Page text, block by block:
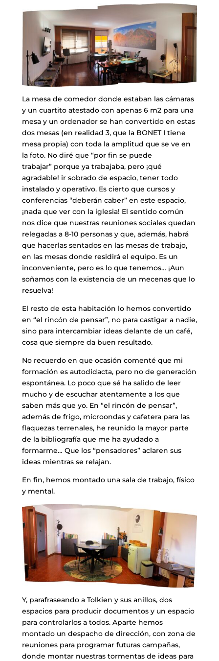
La mesa de comedor donde estaban las cámaras
y un cuartito atestado con apenas 6 m2 para una
mesa y un ordenador se han convertido en estas
dos mesas (en realidad 3, que la BONET I tiene
mesa propia) con toda la amplitud que se ve en
la foto. No diré que “por fin se puede
trabajar” porque ya trabajaba, pero ¡qué
agradable! ir sobrado de espacio, tener todo
instalado y operativo. Es cierto que cursos y
conferencias “deberán caber” en este espacio,
¡nada que ver con la iglesia! El sentido común
nos dice que nuestras reuniones sociales quedan
relegadas a 8-10 personas y que, además, habrá
que hacerlas sentados en las mesas de trabajo,
en las mesas donde residirá el equipo. Es un
inconveniente, pero es lo que tenemos… ¡Aun
soñamos con la existencia de un mecenas que lo
resuelva!
​El resto de esta habitación lo hemos convertido
en “el rincón de pensar”, no para castigar a nadie,
sino para intercambiar ideas delante de un café,
cosa que siempre da buen resultado.
​No recuerdo en que ocasión comenté que mi
formación es autodidacta, pero no de generación
espontánea. Lo poco que sé ha salido de leer
mucho y de escuchar atentamente a los que
saben más que yo. En “el rincón de pensar”,
además de frigo, microondas y cafetera para las
flaquezas terrenales, he reunido la mayor parte
de la bibliografía que me ha ayudado a
formarme… Que los “pensadores” aclaren sus
ideas mientras se relajan.
​En fin, hemos montado una sala de trabajo, físico
y mental.
Y, parafraseando a Tolkien y sus anillos, dos
espacios para producir documentos y un espacio
para controlarlos a todos. Aparte hemos
montado un despacho de dirección, con zona de
reuniones para programar futuras campañas,
donde montar nuestras tormentas de ideas para